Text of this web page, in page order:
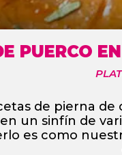
PUERCO
de pierna de
un sinfín de
es como